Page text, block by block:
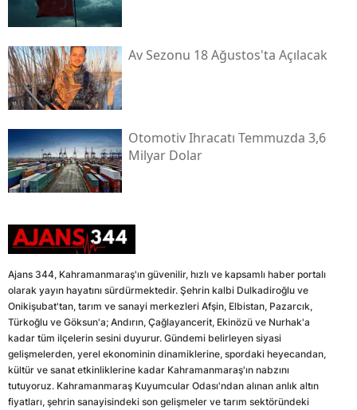
Av Sezonu 18 Ağustos'ta Açılacak
Otomotiv Ihracatı Temmuzda 3,6
Milyar Dolar
Ajans 344, Kahramanmaraş'ın güvenilir, hızlı ve kapsamlı haber portalı
olarak yayın hayatını sürdürmektedir. Şehrin kalbi Dulkadiroğlu ve
Onikişubat'tan, tarım ve sanayi merkezleri Afşin, Elbistan, Pazarcık,
Türkoğlu ve Göksun'a; Andırın, Çağlayancerit, Ekinözü ve Nurhak'a
kadar tüm ilçelerin sesini duyurur. Gündemi belirleyen siyasi
gelişmelerden, yerel ekonominin dinamiklerine, spordaki heyecandan,
kültür ve sanat etkinliklerine kadar Kahramanmaraş'ın nabzını
tutuyoruz. Kahramanmaraş Kuyumcular Odası'ndan alınan anlık altın
fiyatları, şehrin sanayisindeki son gelişmeler ve tarım sektöründeki